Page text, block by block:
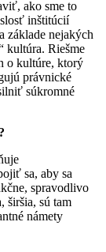
ako sme to
inštitúcií
základe nejakých
kultúra. Riešme
o kultúre, ktorý
právnické
súkromné
sa, aby sa
spravodlivo
širšia, sú tam
námety